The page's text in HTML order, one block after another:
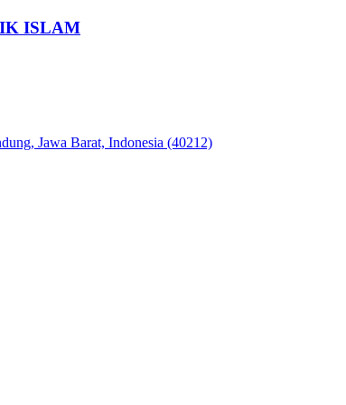
ISLAM
Jawa Barat, Indonesia (40212)